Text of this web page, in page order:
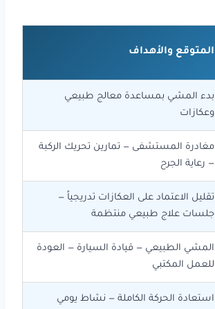
المتوقع والأهداف
بدء المشي بمساعدة معالج طبيعي
وعكازات
مغادرة المستشفى — تمارين تحريك الركبة
— رعاية الجرح
تقليل الاعتماد على العكازات تدريجياً —
جلسات علاج طبيعي منتظمة
المشي الطبيعي — قيادة السيارة — العودة
للعمل المكتبي
استعادة الحركة الكاملة — نشاط يومي